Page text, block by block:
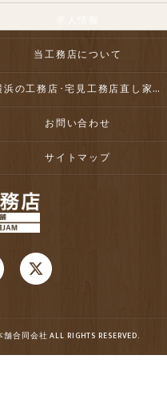
当工務店について
横浜の工務店･宅見工務店直し家本舗合同会社の評判
お問い合わせ
サイトマップ
合同会社 ALL RIGHTS RESERVED.